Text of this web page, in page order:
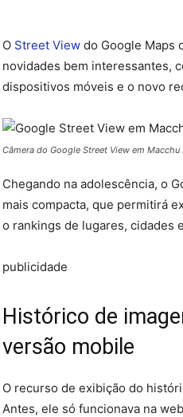
O Street View do Google Maps
novidades bem interessantes,
dispositivos móveis e o novo
Câmera do Google Street View em
Chegando na adolescência, o
mais compacta, que permitirá
o rankings de lugares, cidades
publicidade
Histórico de
versão mobile
O recurso de exibição do
Antes, ele só funcionava na